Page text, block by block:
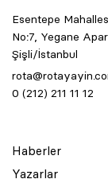
Esentepe
No:7, Yegane
Şişli/İstanbul
0 (212) 211 11 12
Haberler
Yazarlar